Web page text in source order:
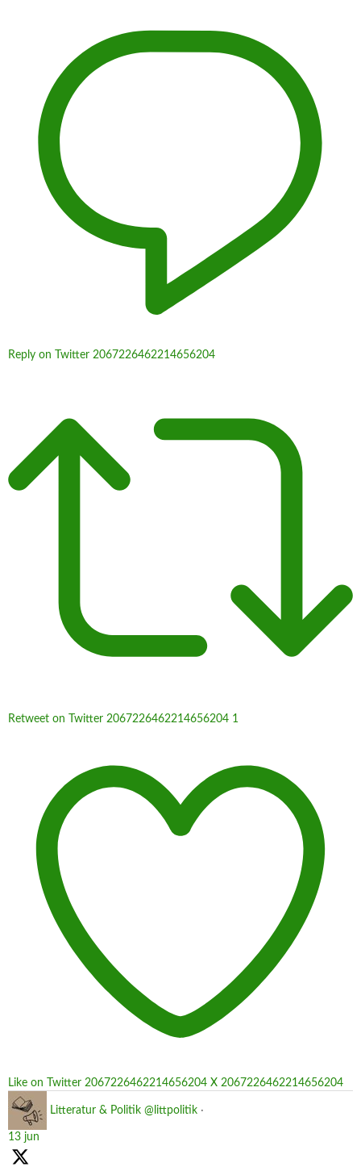
Reply on Twitter 2067226462214656204
Retweet on Twitter 2067226462214656204 1
Like on Twitter 2067226462214656204 X 2067226462214656204
Litteratur & Politik @littpolitik ·
13 jun